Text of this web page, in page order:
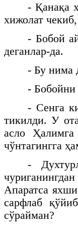
- Қанақа
хижолат
- Бобой
деганлар-да.
- Бу нима
- Бобойни
- Сенга
тикилди. У
асло
чўнтагингга
-
Апаратса
сарфлаб
сўрайман?